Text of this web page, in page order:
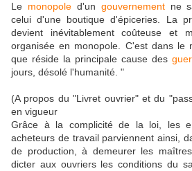
Le monopoled'un gouvernementne
celui d'une boutique d'épiceries. La
devient inévitablement coûteuse et
organisée en monopole. C'est dans le
que réside la principale cause des
jours, désolé l'humanité. "
(A propos du "Livret ouvrier" et du
en vigueur
Grâce à la complicité de la loi, les
acheteurs de travail parviennent ainsi,
de production, à demeurer les
dicter aux ouvriers les conditions du